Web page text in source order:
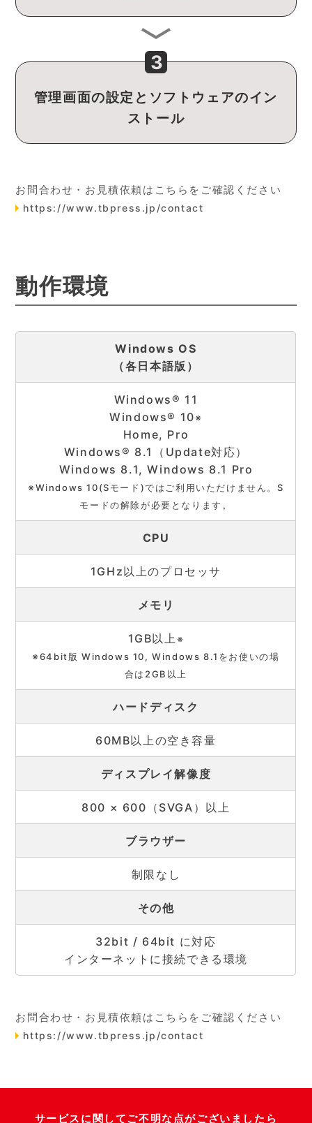
管理画面の設定とソフトウェアのイン
ストール
お問合わせ・お見積依頼はこちらをご確認ください
https://www.tbpress.jp/contact
動作環境
Windows OS
（各日本語版）
Windows® 11
Windows® 10※
Home, Pro
Windows® 8.1（Update対応）
Windows 8.1, Windows 8.1 Pro
※Windows 10(Sモード)ではご利用いただけません。S
モードの解除が必要となります。
CPU
1GHz以上のプロセッサ
メモリ
1GB以上 ※
※64bit版 Windows 10, Windows 8.1をお使いの場
合は2GB以上
ハードディスク
60MB以上の空き容量
ディスプレイ解像度
800 × 600（SVGA）以上
ブラウザー
制限なし
その他
32bit / 64bit に対応
インターネットに接続できる環境
お問合わせ・お見積依頼はこちらをご確認ください
https://www.tbpress.jp/contact
サービスに関してご不明な点がございましたら